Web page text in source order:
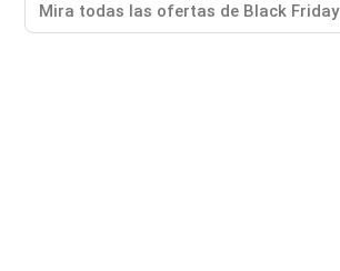
Mira todas las ofertas de Black Friday